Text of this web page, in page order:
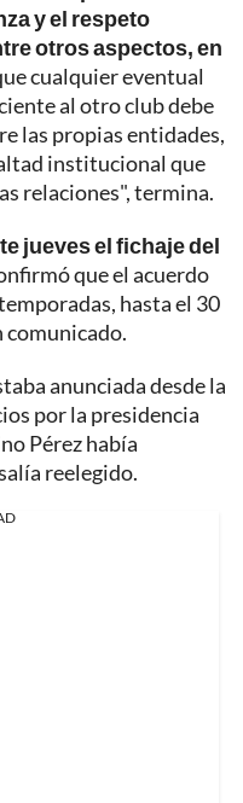
y el respeto
otros aspectos, en
cualquier eventual
al otro club debe
las propias entidades,
institucional que
relaciones", termina.
jueves el fichaje del
que el acuerdo
hasta el 30
comunicado.
anunciada desde la
por la presidencia
Pérez había
reelegido.